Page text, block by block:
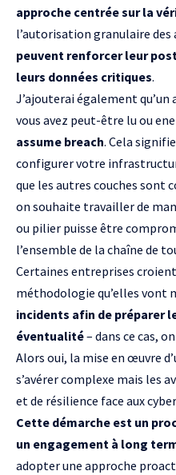
approche centrée sur la
l’autorisation granulaire des
peuvent renforcer leur
leurs données critiques.
J’ajouterai également
vous avez peut-être lu ou
assume breach. Cela
configurer votre
que les autres couches sont
on souhaite travailler de
ou pilier puisse être
l’ensemble de la chaîne de
Certaines entreprises
méthodologie qu’elles vont
incidents afin de préparer
éventualité– dans ce cas,
Alors oui, la mise en œuvre
s’avérer complexe mais les
et de résilience face aux
Cette démarche est un
un engagement à long
adopter une approche